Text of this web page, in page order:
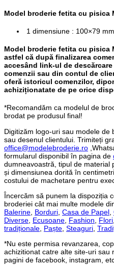
Model broderie fetita cu pisica
1 dimensiune : 100×79 mm
Model broderie fetita cu pisica
astfel că după finalizarea
accesând link-ul de
comenzii sau din contul de
oferă istoricul comenzilor,
achiziționatate de pe orice
*Recomandăm ca modelul de
brodat pe produsul final!
Digitizăm logo-uri sau modele de
sau desenul clientului. Trimiteți
office@modelebroderie.ro
formularul disponibil în pagina de
dumneavoastră, tipul de material
și dimensiunea dorită în
costului de machetare pentru
Încercăm să punem la dispoziția
broderiei cât mai multe modele
Balerine Borduri Casa de Papel
Diverse Ecusoane Fashion Flori
tradiționale Paște Steaguri
*Nu este permisa revanzarea,
achizitionat catre alte site-uri sau
pagini de facebook, instagram,